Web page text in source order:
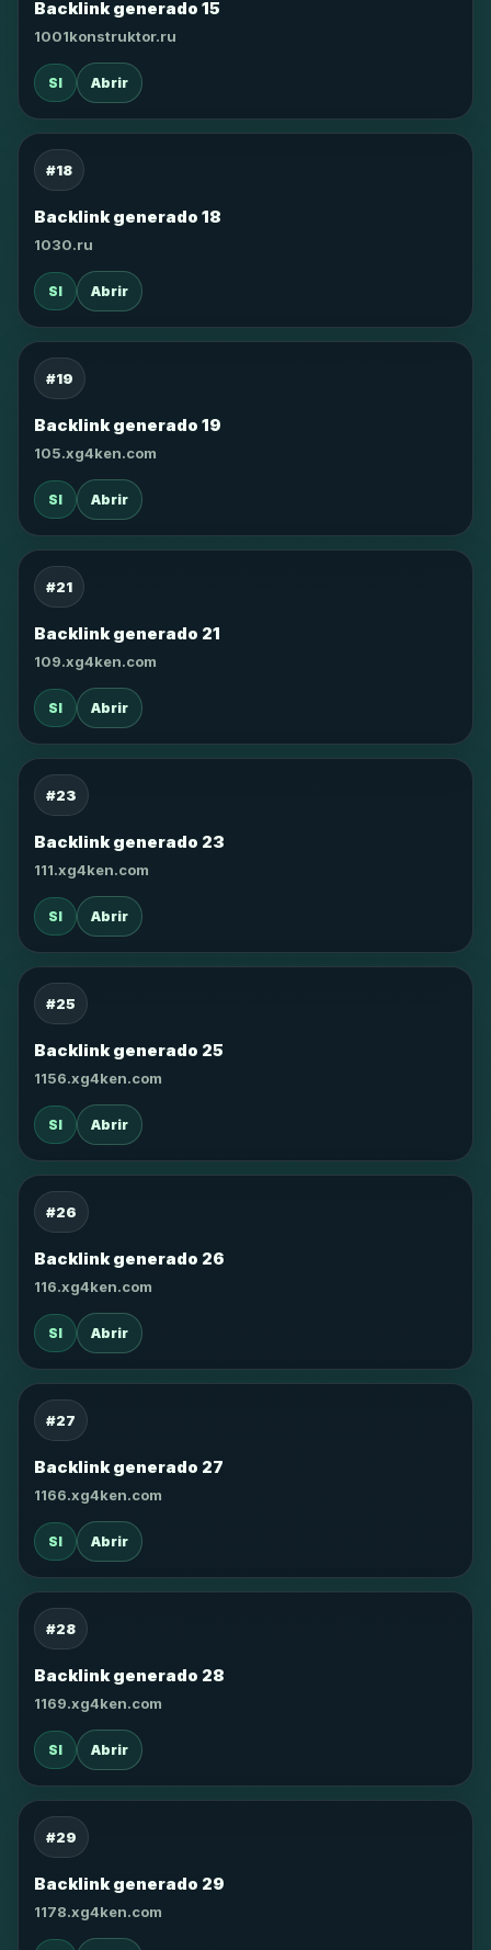
Backlink generado 15
1001konstruktor.ru
SI Abrir
#18
Backlink generado 18
1030.ru
SI Abrir
#19
Backlink generado 19
105.xg4ken.com
SI Abrir
#21
Backlink generado 21
109.xg4ken.com
SI Abrir
#23
Backlink generado 23
111.xg4ken.com
SI Abrir
#25
Backlink generado 25
1156.xg4ken.com
SI Abrir
#26
Backlink generado 26
116.xg4ken.com
SI Abrir
#27
Backlink generado 27
1166.xg4ken.com
SI Abrir
#28
Backlink generado 28
1169.xg4ken.com
SI Abrir
#29
Backlink generado 29
1178.xg4ken.com